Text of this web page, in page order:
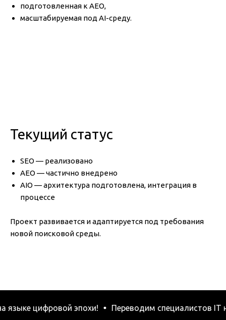
подготовленная к AEO,
масштабируемая под AI-среду.
Текущий статус
SEO — реализовано
AEO — частично внедрено
AIO — архитектура подготовлена, интеграция в
процессе
Проект развивается и адаптируется под требования
новой поисковой среды.
цифровой эпохи! Переводим специалистов IT на